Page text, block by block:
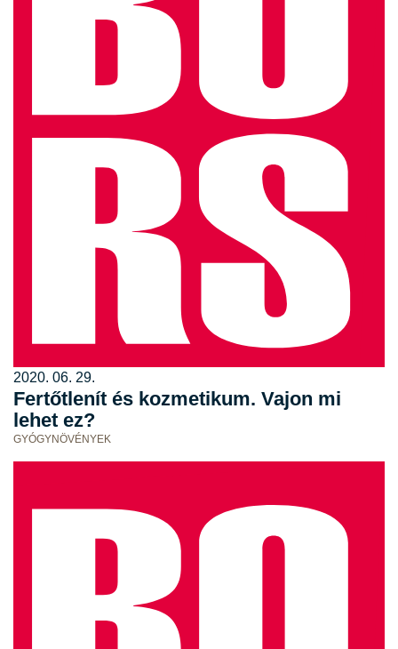
2020. 06. 29.
Fertőtlenít és kozmetikum. Vajon mi
lehet ez?
GYÓGYNÖVÉNYEK